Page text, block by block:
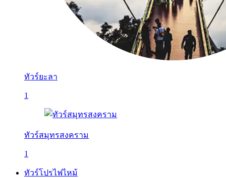
ทัวร์ยะลา
1
ทัวร์สมุทรสงคราม
1
ทัวร์โปรไฟไหม้